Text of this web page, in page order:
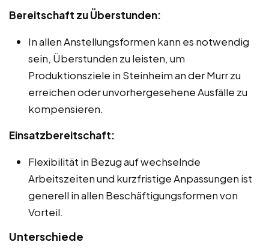
Bereitschaft zu Überstunden:
In allen Anstellungsformen kann es notwendig
sein, Überstunden zu leisten, um
Produktionsziele in Steinheim an der Murr zu
erreichen oder unvorhergesehene Ausfälle zu
kompensieren.
Einsatzbereitschaft:
Flexibilität in Bezug auf wechselnde
Arbeitszeiten und kurzfristige Anpassungen ist
generell in allen Beschäftigungsformen von
Vorteil.
Unterschiede